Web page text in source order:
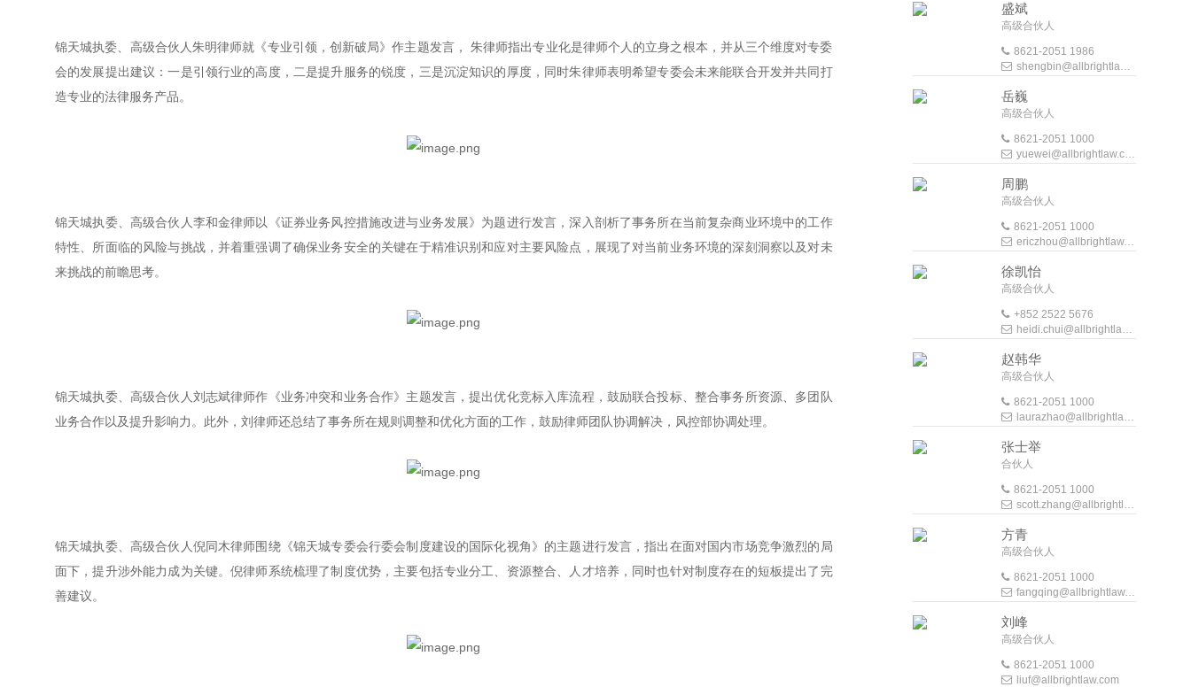
锦天城执委、高级合伙人朱明律师就《专业引领，创新破局》作主题发言， 朱律师指出专业化是律师个人的立身之根本，并从三个维度对专委
会的发展提出建议：一是引领行业的高度，二是提升服务的锐度，三是沉淀知识的厚度，同时朱律师表明希望专委会未来能联合开发并共同打
造专业的法律服务产品。
锦天城执委、高级合伙人李和金律师以《证券业务风控措施改进与业务发展》为题进行发言，深入剖析了事务所在当前复杂商业环境中的工作
特性、所面临的风险与挑战，并着重强调了确保业务安全的关键在于精准识别和应对主要风险点，展现了对当前业务环境的深刻洞察以及对未
来挑战的前瞻思考。
锦天城执委、高级合伙人刘志斌律师作《业务冲突和业务合作》主题发言，提出优化竞标入库流程，鼓励联合投标、整合事务所资源、多团队
业务合作以及提升影响力。此外，刘律师还总结了事务所在规则调整和优化方面的工作，鼓励律师团队协调解决，风控部协调处理。
锦天城执委、高级合伙人倪同木律师围绕《锦天城专委会行委会制度建设的国际化视角》的主题进行发言，指出在面对国内市场竞争激烈的局
面下，提升涉外能力成为关键。倪律师系统梳理了制度优势，主要包括专业分工、资源整合、人才培养，同时也针对制度存在的短板提出了完
善建议。
盛斌
高级合伙人
8621-2051 1986
shengbin@allbrightlaw.com
岳巍
高级合伙人
8621-2051 1000
yuewei@allbrightlaw.com
周鹏
高级合伙人
8621-2051 1000
ericzhou@allbrightlaw.com
徐凯怡
高级合伙人
+852 2522 5676
heidi.chui@allbrightlaw.com
赵韩华
高级合伙人
8621-2051 1000
laurazhao@allbrightlaw.com
张士举
合伙人
8621-2051 1000
scott.zhang@allbrightlaw.com
方青
高级合伙人
8621-2051 1000
fangqing@allbrightlaw.com
刘峰
高级合伙人
8621-2051 1000
liuf@allbrightlaw.com